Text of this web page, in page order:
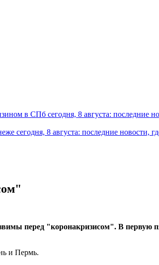
в СПб сегодня, 8 августа: последние
сегодня, 8 августа: последние новости,
перед "коронакризисом". В первую
и Пермь.